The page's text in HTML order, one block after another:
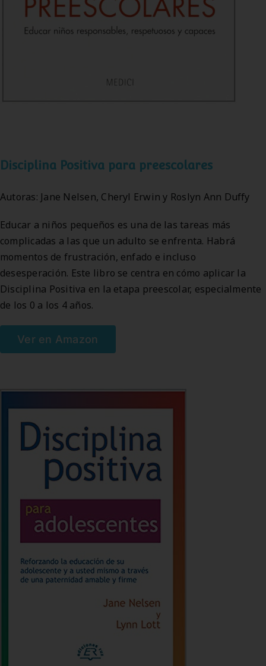
Disciplina Positiva para preescolares
Autoras: Jane Nelsen, Cheryl Erwin y Roslyn Ann Duffy
Educar a niños pequeños es una de las tareas más
complicadas a las que un adulto se enfrenta. Habrá
momentos de frustración, enfado e incluso
desesperación. Este libro se centra en cómo aplicar la
Disciplina Positiva en la etapa preescolar, especialmente
de los 0 a los 4 años.
Ver en Amazon